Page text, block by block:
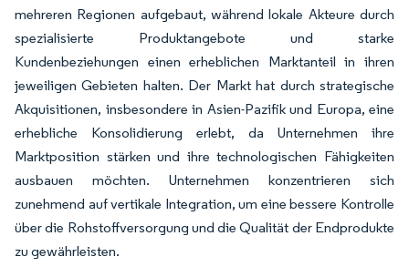
mehreren Regionen aufgebaut, während lokale Akteure durch
spezialisierte Produktangebote und starke
Kundenbeziehungen einen erheblichen Marktanteil in ihren
jeweiligen Gebieten halten. Der Markt hat durch strategische
Akquisitionen, insbesondere in Asien-Pazifik und Europa, eine
erhebliche Konsolidierung erlebt, da Unternehmen ihre
Marktposition stärken und ihre technologischen Fähigkeiten
ausbauen möchten. Unternehmen konzentrieren sich
zunehmend auf vertikale Integration, um eine bessere Kontrolle
über die Rohstoffversorgung und die Qualität der Endprodukte
zu gewährleisten.